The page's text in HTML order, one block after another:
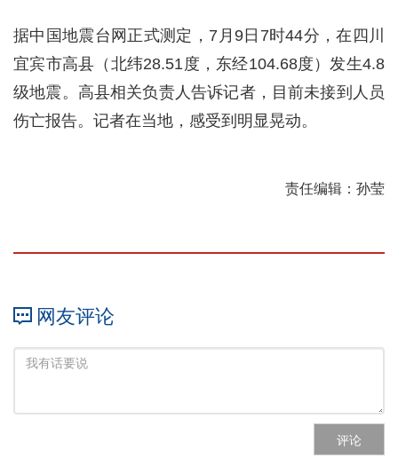
据中国地震台网正式测定，7月9日7时44分，在四川
宜宾市高县（北纬28.51度，东经104.68度）发生4.8
级地震。高县相关负责人告诉记者，目前未接到人员
伤亡报告。记者在当地，感受到明显晃动。
责任编辑：孙莹
网友评论
评论